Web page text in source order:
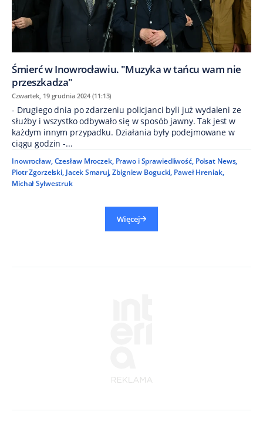
Śmierć w Inowrocławiu. "Muzyka w tańcu wam nie
przeszkadza"
Czwartek, 19 grudnia 2024 (11:13)
- Drugiego dnia po zdarzeniu policjanci byli już wydaleni ze
służby i wszystko odbywało się w sposób jawny. Tak jest w
każdym innym przypadku. Działania były podejmowane w
ciągu godzin -...
Inowrocław,Czesław Mroczek, Prawo i Sprawiedliwość, Polsat News,
Piotr Zgorzelski, Jacek Smaruj,Zbigniew Bogucki, Paweł Hreniak,
Michał Sylwestruk
Więcej